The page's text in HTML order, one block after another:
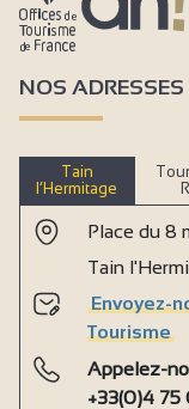
NOS ADRESSES
Tain
l’Hermitage
Place du 8
Tain
Envoyez-
Tourisme
Appelez-
+33(0)4 75